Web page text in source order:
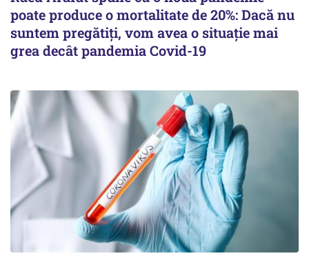
poate produce o mortalitate de 20%: Dacă nu
suntem pregătiți, vom avea o situație mai
grea decât pandemia Covid-19